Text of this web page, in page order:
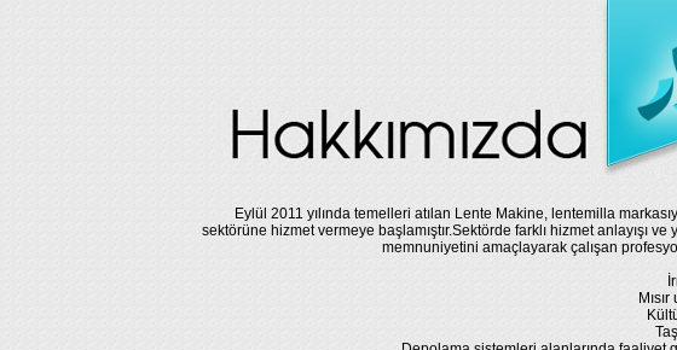
Eylül 2011 yılında temelleri atılan Lente Makine, lentemilla
sektörüne hizmet vermeye başlamıştır.Sektörde farklı hizmet anlayışı ve
memnuniyetini amaçlayarak çalışan